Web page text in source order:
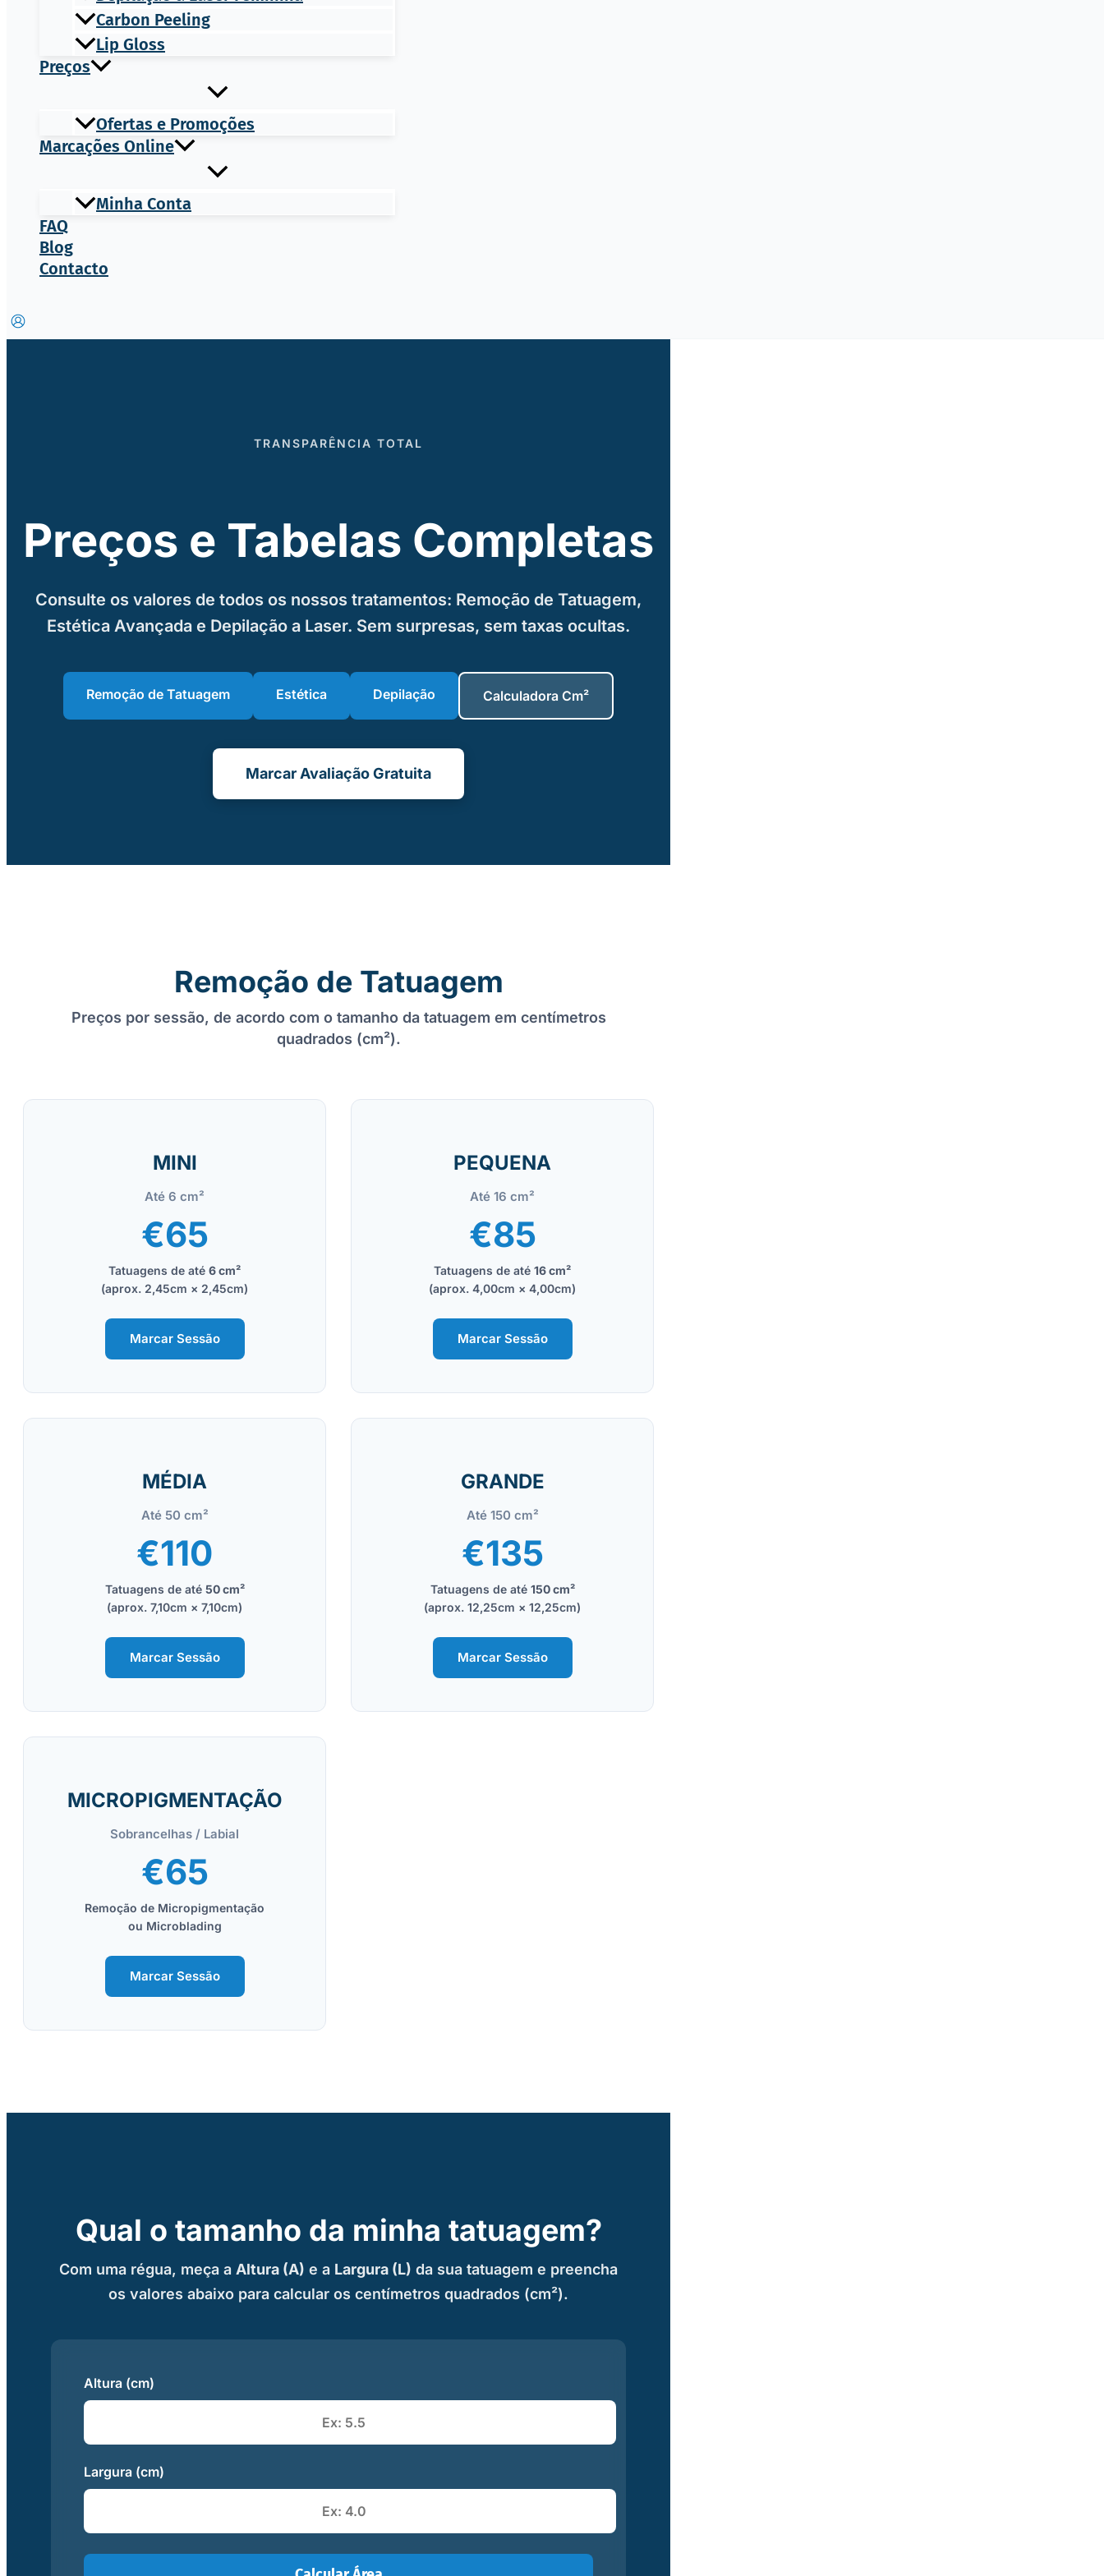
Carbon Peeling
Lip Gloss
Preços
Ofertas e Promoções
Marcações Online
Minha Conta
FAQ
Blog
Contacto
TRANSPARÊNCIA TOTAL
Preços e Tabelas Completas
Consulte os valores de todos os nossos tratamentos: Remoção de Tatuagem,
Estética Avançada e Depilação a Laser. Sem surpresas, sem taxas ocultas.
Remoção de Tatuagem Estética Depilação Calculadora Cm²
Marcar Avaliação Gratuita
Remoção de Tatuagem
Preços por sessão, de acordo com o tamanho da tatuagem em centímetros
quadrados (cm²).
MINI
Até 6 cm²
€65
Tatuagens de até 6 cm²
(aprox. 2,45cm × 2,45cm)
Marcar Sessão
PEQUENA
Até 16 cm²
€85
Tatuagens de até 16 cm²
(aprox. 4,00cm × 4,00cm)
Marcar Sessão
MÉDIA
Até 50 cm²
€110
Tatuagens de até 50 cm²
(aprox. 7,10cm × 7,10cm)
Marcar Sessão
GRANDE
Até 150 cm²
€135
Tatuagens de até 150 cm²
(aprox. 12,25cm × 12,25cm)
Marcar Sessão
MICROPIGMENTAÇÃO
Sobrancelhas / Labial
€65
Remoção de Micropigmentação
ou Microblading
Marcar Sessão
Qual o tamanho da minha tatuagem?
Com uma régua, meça a Altura (A) e a Largura (L) da sua tatuagem e preencha
os valores abaixo para calcular os centímetros quadrados (cm²).
Altura (cm)
Largura (cm)